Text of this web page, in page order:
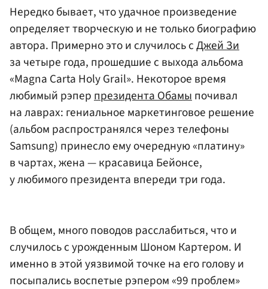
Нередко бывает, что удачное произведение
определяет творческую и не только биографию
автора. Примерно это и случилось сДжей Зи
за четыре года, прошедшие с выхода альбома
«Magna Carta Holy Grail». Некоторое время
любимый рэперпрезидента Обамыпочивал
на лаврах: гениальное маркетинговое решение
(альбом распространялся через телефоны
Samsung) принесло ему очередную «платину»
в чартах, жена — красавица Бейонсе,
у любимого президента впереди три года.
В общем, много поводов расслабиться, что и
случилось с урожденным Шоном Картером. И
именно в этой уязвимой точке на его голову и
посыпались воспетые рэпером «99 проблем»